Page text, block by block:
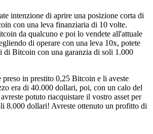
intenzione di aprire una posizione corta di
con una leva finanziaria di 10 volte.
da qualcuno e poi lo vendete all'attuale
di operare con una leva 10x, potete
di Bitcoin con una garanzia di soli 1.000
preso in prestito 0,25 Bitcoin e li aveste
era di 40.000 dollari, poi, con un calo del
potuto riacquistare il vostro asset per
8.000 dollari! Avreste ottenuto un profitto di